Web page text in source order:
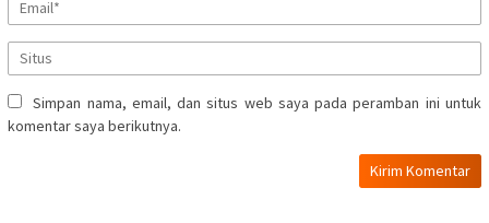
Simpan nama, email, dan situs web saya pada peramban ini untuk
komentar saya berikutnya.